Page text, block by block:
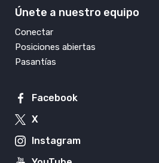
Únete a nuestro equipo
Conectar
Posiciones abiertas
Pasantías
Facebook
X
Instagram